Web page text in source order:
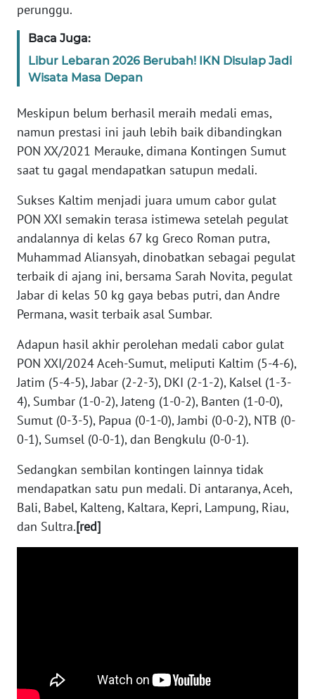
perunggu.
Baca Juga:
Libur Lebaran 2026 Berubah! IKN Disulap Jadi
Wisata Masa Depan
Meskipun belum berhasil meraih medali emas,
namun prestasi ini jauh lebih baik dibandingkan
PON XX/2021 Merauke, dimana Kontingen Sumut
saat tu gagal mendapatkan satupun medali.
Sukses Kaltim menjadi juara umum cabor gulat
PON XXI semakin terasa istimewa setelah pegulat
andalannya di kelas 67 kg Greco Roman putra,
Muhammad Aliansyah, dinobatkan sebagai pegulat
terbaik di ajang ini, bersama Sarah Novita, pegulat
Jabar di kelas 50 kg gaya bebas putri, dan Andre
Permana, wasit terbaik asal Sumbar.
Adapun hasil akhir perolehan medali cabor gulat
PON XXI/2024 Aceh-Sumut, meliputi Kaltim (5-4-6),
Jatim (5-4-5), Jabar (2-2-3), DKI (2-1-2), Kalsel (1-3-
4), Sumbar (1-0-2), Jateng (1-0-2), Banten (1-0-0),
Sumut (0-3-5), Papua (0-1-0), Jambi (0-0-2), NTB (0-
0-1), Sumsel (0-0-1), dan Bengkulu (0-0-1).
Sedangkan sembilan kontingen lainnya tidak
mendapatkan satu pun medali. Di antaranya, Aceh,
Bali, Babel, Kalteng, Kaltara, Kepri, Lampung, Riau,
dan Sultra.[red]
WN
WN
NTB
WN
SULTENG
WN
WN
BABEL
WN
SUMBAR
SUMSEL
WN
BENGKULU
LAMPUNG
WN
JATENG
WN
NUSANTARA
WN